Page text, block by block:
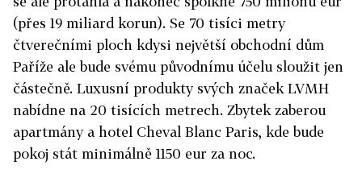
(přes 19 miliard korun). Se 70 tisíci metry
čtverečními ploch kdysi největší obchodní dům
Paříže ale bude svému původnímu účelu sloužit jen
částečně. Luxusní produkty svých značek LVMH
nabídne na 20 tisících metrech. Zbytek zaberou
apartmány a hotel Cheval Blanc Paris, kde bude
pokoj stát minimálně 1150 eur za noc.